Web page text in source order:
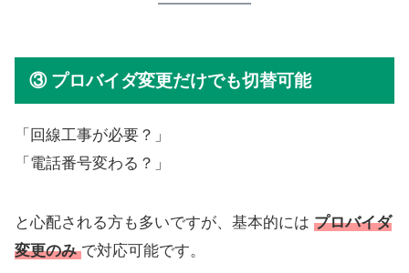
③ プロバイダ変更だけでも切替可能
「回線工事が必要？」
「電話番号変わる？」
と心配される方も多いですが、基本的には プロバイダ
変更のみ で対応可能です。